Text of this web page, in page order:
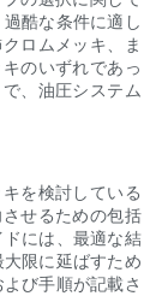
酷な条件に適し
ロムメッキ、ま
のいずれであっ
、油圧システム
を検討している
せるための包括
には、最適な結
限に延ばすため
び手順が記載さ